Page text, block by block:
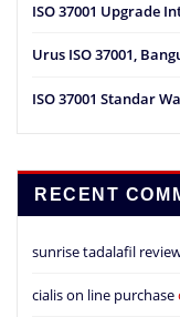
ISO 37001 Upgrade
Urus ISO 37001,
ISO 37001 Standar
RECENT
sunrise tadalafil
cialis on line purchase